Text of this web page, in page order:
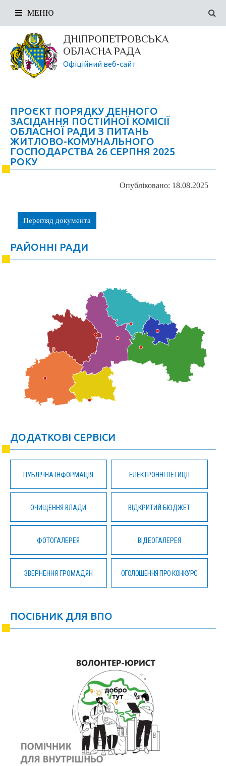
ДНІПРОПЕТРОВСЬКА
ОБЛАСНА РАДА
Офіційний веб-сайт
МЕНЮ
ПРОЄКТ ПОРЯДКУ ДЕННОГО
ЗАСІДАННЯ ПОСТІЙНОЇ КОМІСІЇ
ОБЛАСНОЇ РАДИ З ПИТАНЬ
ЖИТЛОВО-КОМУНАЛЬНОГО
ГОСПОДАРСТВА 26 СЕРПНЯ 2025
РОКУ
Опубліковано: 18.08.2025
Перегляд документа
РАЙОННІ РАДИ
ДОДАТКОВІ СЕРВІСИ
ПУБЛІЧНА ІНФОРМАЦІЯ ЕЛЕКТРОННІ ПЕТИЦІЇ
ОЧИЩЕННЯ ВЛАДИ ВІДКРИТИЙ БЮДЖЕТ
ФОТОГАЛЕРЕЯ ВІДЕОГАЛЕРЕЯ
ЗВЕРНЕННЯ ГРОМАДЯН ОГОЛОШЕННЯ ПРО КОНКУРС
ПОСІБНИК ДЛЯ ВПО